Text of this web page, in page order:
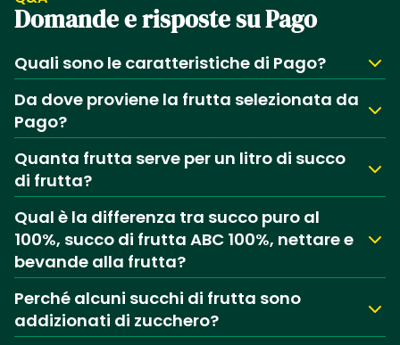
Domande e risposte su Pago
Quali sono le caratteristiche di Pago?
Da dove proviene la frutta selezionata da
Pago?
Quanta frutta serve per un litro di succo
di frutta?
Qual è la differenza tra succo puro al
100%, succo di frutta ABC 100%, nettare e
bevande alla frutta?
Perché alcuni succhi di frutta sono
addizionati di zucchero?